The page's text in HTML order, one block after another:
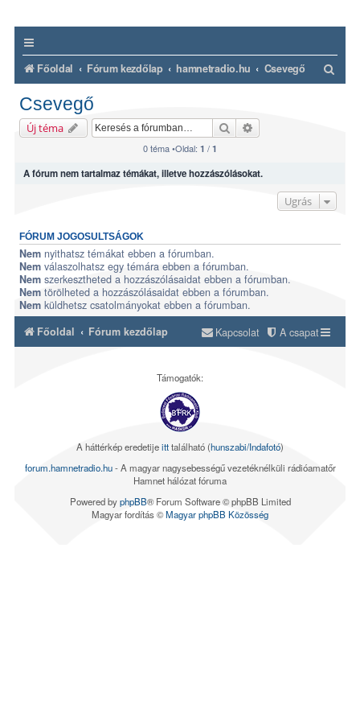
Főoldal Fórum kezdőlap hamnetradio.hu Csevegő
s
Csevegő
Új téma Keresés
0 téma •Oldal: 1 / 1
A fórum nem tartalmaz témákat, illetve hozzászólásokat.
Ugrás
FÓRUM JOGOSULTSÁGOK
Nem nyithatsz témákat ebben a fórumban.
Nem válaszolhatsz egy témára ebben a fórumban.
Nem szerkesztheted a hozzászólásaidat ebben a fórumban.
Nem törölheted a hozzászólásaidat ebben a fórumban.
Nem küldhetsz csatolmányokat ebben a fórumban.
Főoldal Fórum kezdőlap A csapat
Kapcsolat
Támogatók:
A háttérkép eredetijeitttalálható (hunszabi/Indafotó)
forum.hamnetradio.hu- A magyar nagysebességű vezetéknélküli rádióamatőr
Hamnet hálózat fóruma
Powered byphpBB® Forum Software © phpBB Limited
Magyar fordítás ©Magyar phpBB Közösség